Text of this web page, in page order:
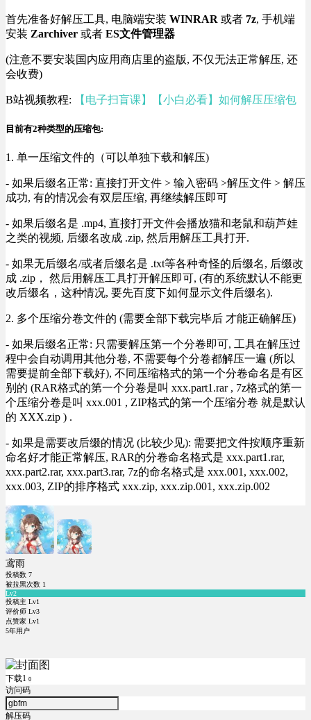
首先准备好解压工具, 电脑端安装 WINRAR 或者 7z, 手机端
安装 Zarchiver 或者 ES文件管理器
(注意不要安装国内应用商店里的盗版, 不仅无法正常解压, 还
会收费)
B站视频教程: 【电子扫盲课】【小白必看】如何解压压缩包
目前有2种类型的压缩包:
1. 单一压缩文件的（可以单独下载和解压)
- 如果后缀名正常: 直接打开文件 > 输入密码 >解压文件 > 解压
成功, 有的情况会有双层压缩, 再继续解压即可
- 如果后缀名是 .mp4, 直接打开文件会播放猫和老鼠和葫芦娃
之类的视频, 后缀名改成 .zip, 然后用解压工具打开.
- 如果无后缀名/或者后缀名是 .txt等各种奇怪的后缀名, 后缀改
成 .zip， 然后用解压工具打开解压即可, (有的系统默认不能更
改后缀名，这种情况, 要先百度下如何显示文件后缀名).
2. 多个压缩分卷文件的 (需要全部下载完毕后 才能正确解压)
- 如果后缀名正常: 只需要解压第一个分卷即可, 工具在解压过
程中会自动调用其他分卷, 不需要每个分卷都解压一遍 (所以
需要提前全部下载好), 不同压缩格式的第一个分卷命名是有区
别的 (RAR格式的第一个分卷是叫 xxx.part1.rar , 7z格式的第一
个压缩分卷是叫 xxx.001 , ZIP格式的第一个压缩分卷 就是默认
的 XXX.zip ) .
- 如果是需要改后缀的情况 (比较少见): 需要把文件按顺序重新
命名好才能正常解压, RAR的分卷命名格式是 xxx.part1.rar,
xxx.part2.rar, xxx.part3.rar, 7z的命名格式是 xxx.001, xxx.002,
xxx.003, ZIP的排序格式 xxx.zip, xxx.zip.001, xxx.zip.002
鸢雨
投稿数 7
被拉黑次数 1
Lv2
投稿主 Lv1
评价师 Lv3
点赞家 Lv1
5年用户
下载1 0
访问码
解压码